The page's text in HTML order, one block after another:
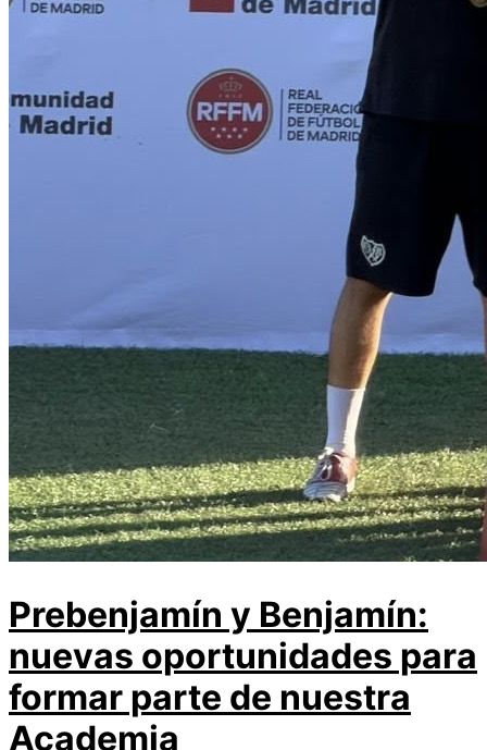
Prebenjamín y Benjamín:
nuevas oportunidades para
formar parte de nuestra
Academia